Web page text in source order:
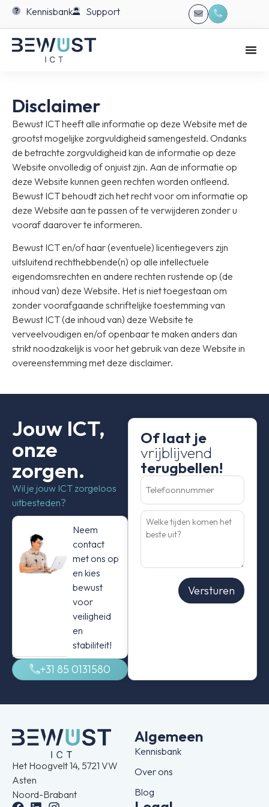
Kennisbank Support
Disclaimer
Bewust ICT heeft alle informatie op deze Website met de
grootst mogelijke zorgvuldigheid samengesteld. Ondanks
de betrachte zorgvuldigheid kan de informatie op deze
Website onvolledig of onjuist zijn. Aan de informatie op
deze Website kunnen geen rechten worden ontleend.
Bewust ICT behoudt zich het recht voor om informatie op
deze Website aan te passen of te verwijderen zonder u
vooraf daarover te informeren.
Bewust ICT en/of haar (eventuele) licentiegevers zijn
uitsluitend rechthebbende(n) op alle intellectuele
eigendomsrechten en andere rechten rustende op (de
inhoud van) deze Website. Het is niet toegestaan om
zonder voorafgaande schriftelijke toestemming van
Bewust ICT (de inhoud van) deze Website te
verveelvoudigen en/of openbaar te maken anders dan
strikt noodzakelijk is voor het gebruik van deze Website in
overeenstemming met deze disclaimer.
Jouw ICT,
onze
zorgen.
Wil je jouw ICT zorgeloos
uitbesteden?
Neem
contact
met ons op
en kies
bewust
voor
veiligheid
en
stabiliteit!
+31 85 0131580
Of laat je
vrijblijvend
terugbellen!
Telefoonnummer(Vereist)
Welke
tijden
komen
het
Versturen
Het Hoogvelt 14, 5721 VW
Asten
Noord-Brabant
Algemeen
Kennisbank
Over ons
Blog